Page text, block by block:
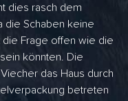
dies rasch dem
die Schaben keine
Frage offen wie die
könnten. Die
das Haus durch
betreten